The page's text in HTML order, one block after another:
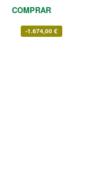
COMPRAR
-1.674,00 €